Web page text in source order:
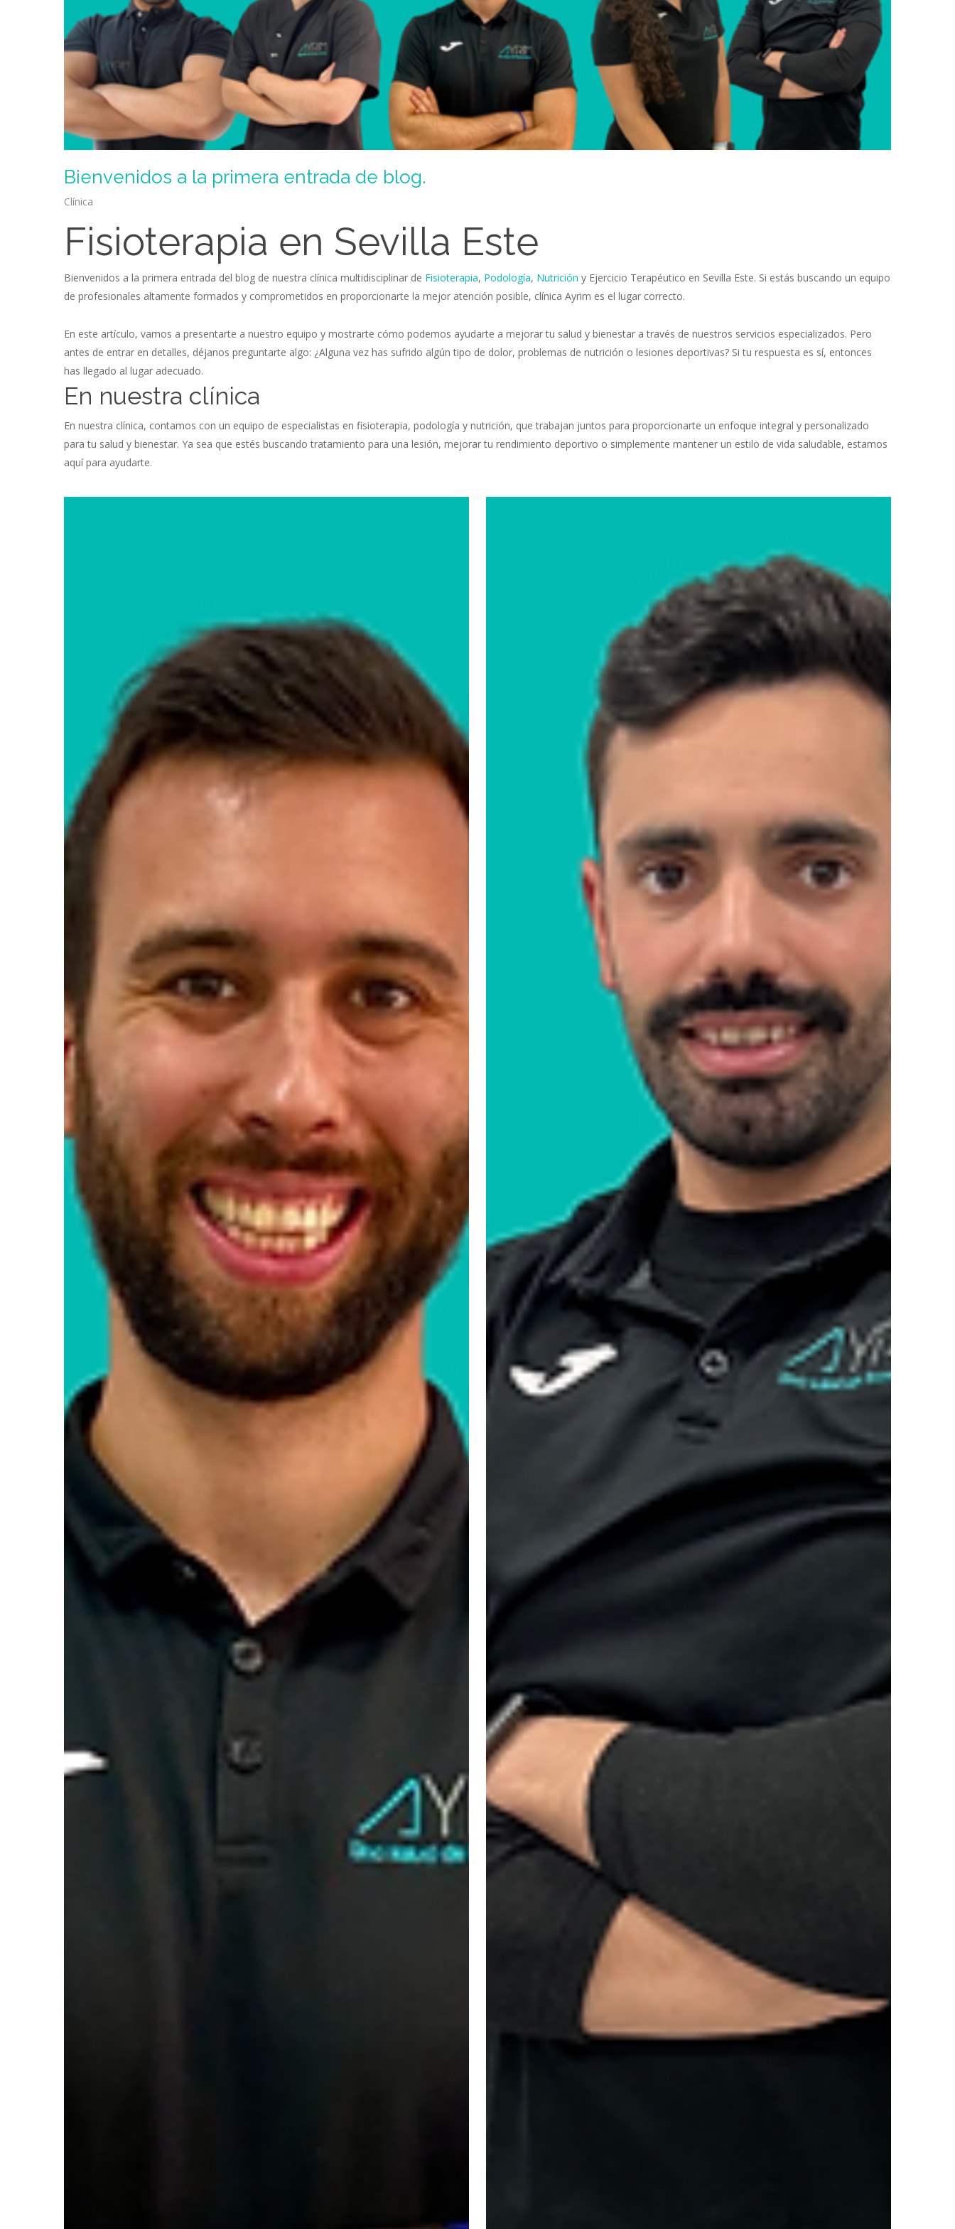
Bienvenidos a la primera entrada de blog.
Clínica
Fisioterapia en Sevilla Este
Bienvenidos a la primera entrada del blog de nuestra clínica multidisciplinar de Fisioterapia, Podología, Nutrición y Ejercicio Terapéutico en Sevilla Este. Si estás buscando un equipo
de profesionales altamente formados y comprometidos en proporcionarte la mejor atención posible, clínica Ayrim es el lugar correcto.
En este artículo, vamos a presentarte a nuestro equipo y mostrarte cómo podemos ayudarte a mejorar tu salud y bienestar a través de nuestros servicios especializados. Pero
antes de entrar en detalles, déjanos preguntarte algo: ¿Alguna vez has sufrido algún tipo de dolor, problemas de nutrición o lesiones deportivas? Si tu respuesta es sí, entonces
has llegado al lugar adecuado.
En nuestra clínica
En nuestra clínica, contamos con un equipo de especialistas en fisioterapia, podología y nutrición, que trabajan juntos para proporcionarte un enfoque integral y personalizado
para tu salud y bienestar. Ya sea que estés buscando tratamiento para una lesión, mejorar tu rendimiento deportivo o simplemente mantener un estilo de vida saludable, estamos
aquí para ayudarte.